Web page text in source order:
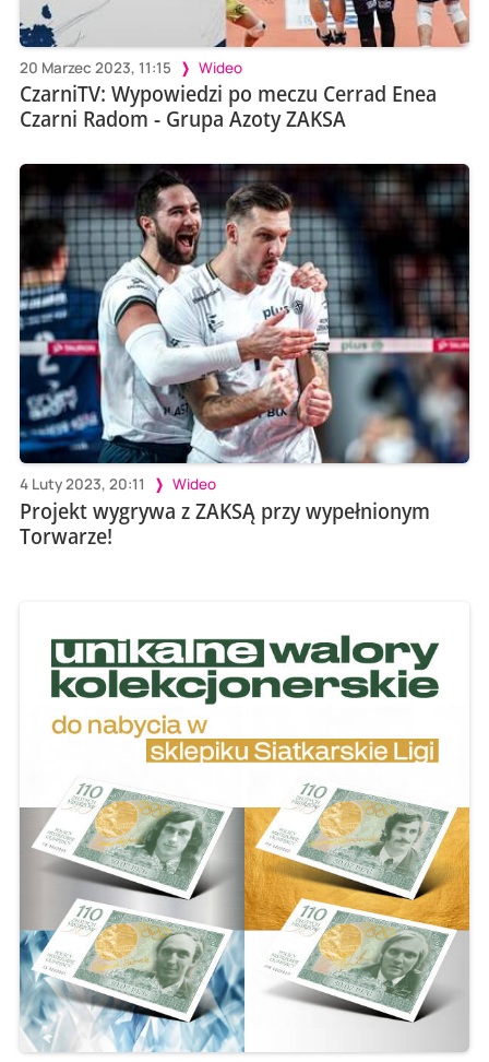
20 Marzec 2023, 11:15 Wideo
CzarniTV: Wypowiedzi po meczu Cerrad Enea
Czarni Radom - Grupa Azoty ZAKSA
4 Luty 2023, 20:11 Wideo
Projekt wygrywa z ZAKSĄ przy wypełnionym
Torwarze!